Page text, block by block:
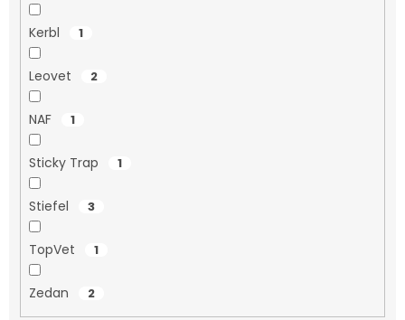
Kerbl 1
Leovet 2
NAF 1
Sticky Trap 1
Stiefel 3
TopVet 1
Zedan 2